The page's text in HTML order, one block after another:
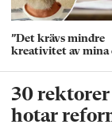
”Det krävs mindre
kreativitet av mina
30
hotar